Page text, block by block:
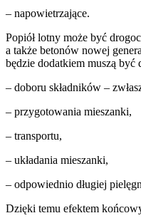
– napowietrzające.
Popiół lotny może być
a także betonów nowej
będzie dodatkiem muszą
– doboru składników –
– przygotowania mieszanki,
– transportu,
– układania mieszanki,
– odpowiednio długiej
Dzięki temu efektem